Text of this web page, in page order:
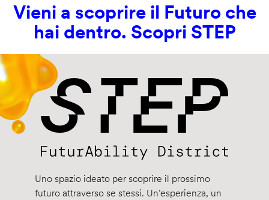
Vieni a scoprire il Futuro che
hai dentro. Scopri STEP
Uno spazio ideato per scoprire il prossimo
futuro attraverso se stessi. Un’esperienza, un